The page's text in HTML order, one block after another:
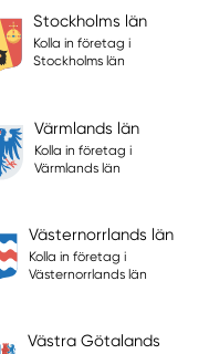
Stockholms län
Kolla in företag i
Stockholms län
Värmlands län
Kolla in företag i
Värmlands län
Västernorrlands län
Kolla in företag i
Västernorrlands län
Västra Götalands